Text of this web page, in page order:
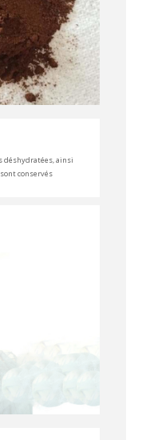
déshydratées, ainsi
conservés